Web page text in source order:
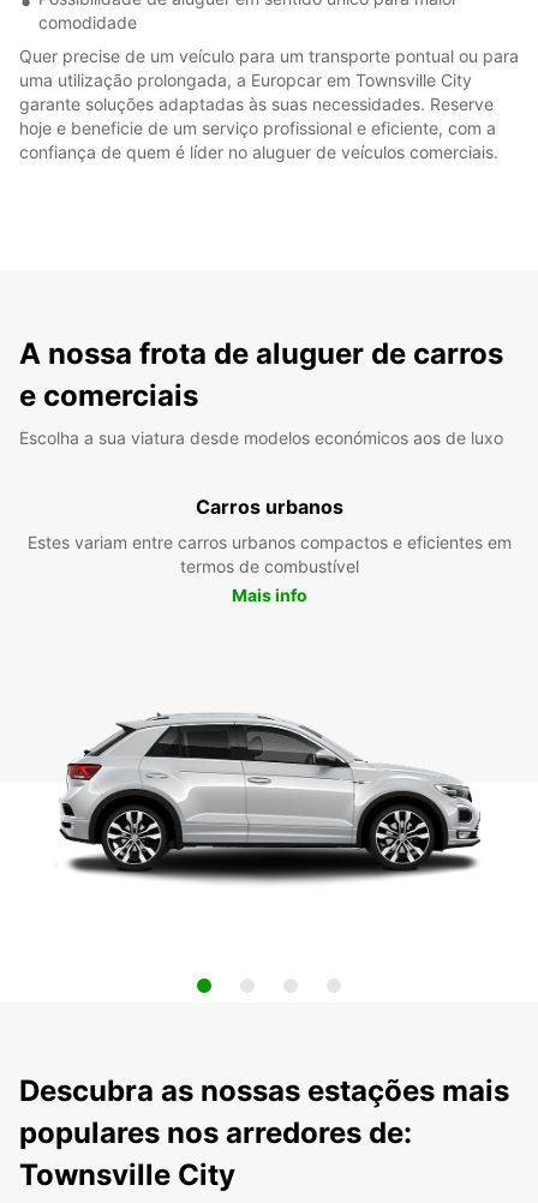
comodidade
Quer precise de um veículo para um transporte pontual ou para
uma utilização prolongada, a Europcar em Townsville City
garante soluções adaptadas às suas necessidades. Reserve
hoje e beneficie de um serviço profissional e eficiente, com a
confiança de quem é líder no aluguer de veículos comerciais.
A nossa frota de aluguer de carros
e comerciais
Escolha a sua viatura desde modelos económicos aos de luxo
Carros urbanos
Estes variam entre carros urbanos compactos e eficientes em
termos de combustível
Mais info
Descubra as nossas estações mais
populares nos arredores de:
Townsville City